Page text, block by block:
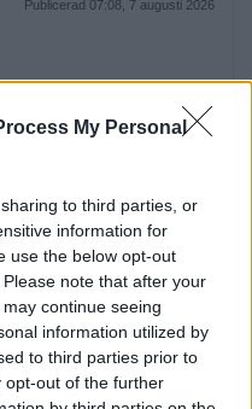
My Personal
to third parties, or
information for
use the below opt-out
note that after your
continue seeing
information utilized by
to third parties prior to
opt-out of the further
Publicerad 07:08, 7 augusti 2026
sjukhus
en elsparkcykel in
Publicerad 09:51, 6 augusti 2026
egen